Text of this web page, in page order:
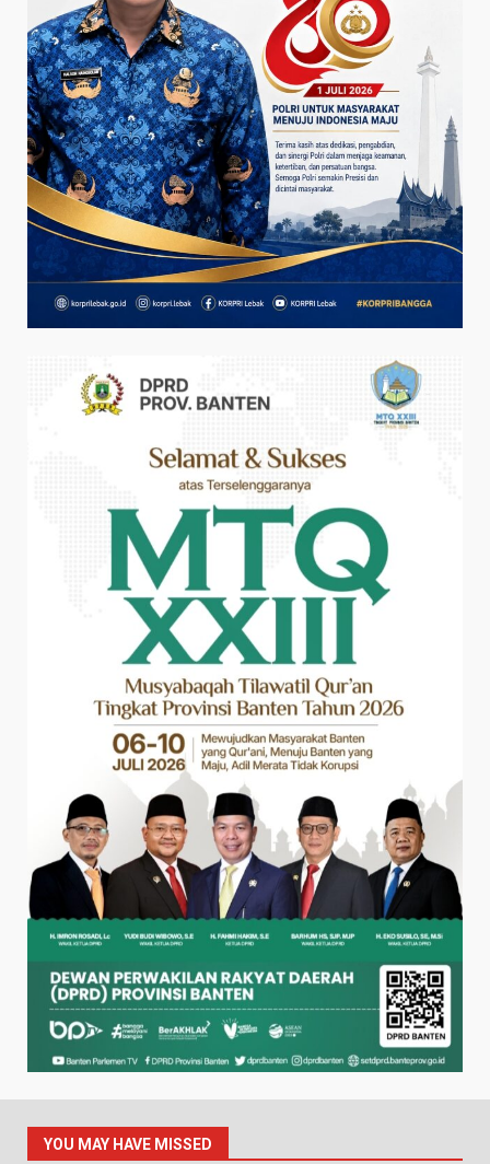
YOU MAY HAVE MISSED